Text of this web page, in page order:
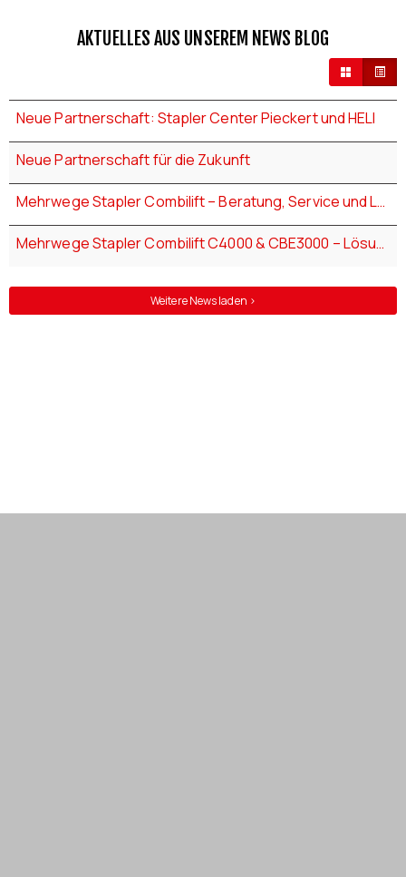
AKTUELLES AUS UNSEREM NEWS BLOG
Neue Partnerschaft: Stapler Center Pieckert und HELI
Neue Partnerschaft für die Zukunft
Mehrwege Stapler Combilift – Beratung, Service und Lösungen von Pieckert
Mehrwege Stapler Combilift C4000 & CBE3000 – Lösungen für Langgut und flexible Logistik
Weitere News laden >